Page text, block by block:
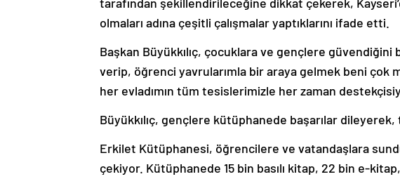
olmaları adına çeşitli çalışmalar yaptıklarını ifade etti.
Başkan Büyükkılıç, çocuklara ve gençlere
verip, öğrenci yavrularımla bir araya gelmek beni çok
her evladımın tüm tesislerimizle her zaman
Büyükkılıç, gençlere kütüphanede başarılar
Erkilet Kütüphanesi, öğrencilere ve vatandaşlara
çekiyor. Kütüphanede 15 bin basılı kitap, 22 bin e-